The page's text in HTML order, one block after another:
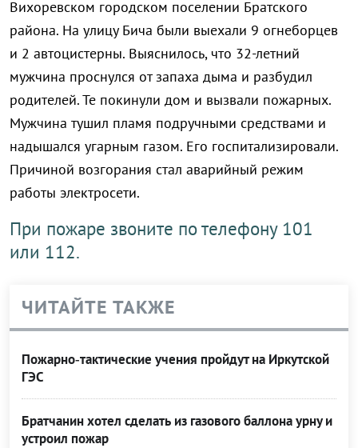
Вихоревском городском поселении Братского
района. На улицу Бича были выехали 9 огнеборцев
и 2 автоцистерны. Выяснилось, что 32-летний
мужчина проснулся от запаха дыма и разбудил
родителей. Те покинули дом и вызвали пожарных.
Мужчина тушил пламя подручными средствами и
надышался угарным газом. Его госпитализировали.
Причиной возгорания стал аварийный режим
работы электросети.
При пожаре звоните по телефону 101
или 112.
ЧИТАЙТЕ ТАКЖЕ
Пожарно‑тактические учения пройдут на Иркутской
ГЭС
Братчанин хотел сделать из газового баллона урну и
устроил пожар